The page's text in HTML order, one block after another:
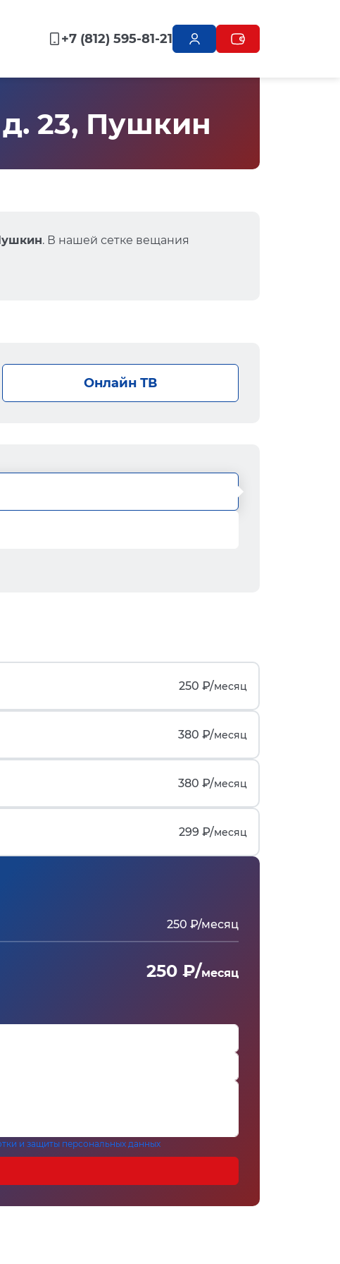
+7 (812) 595-81-21
23, Пушкин
. В нашей сетке вещания
Онлайн ТВ
250 ₽/месяц
380 ₽/месяц
380 ₽/месяц
299 ₽/месяц
250 ₽/месяц
250 ₽/месяц
и защиты персональных данных